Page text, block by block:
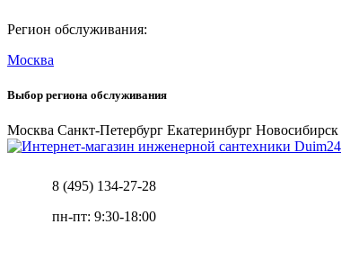
Регион обслуживания:
Москва
Выбор региона обслуживания
Москва Санкт-Петербург Екатеринбург Новосибирск
8 (495) 134-27-28
пн-пт: 9:30-18:00